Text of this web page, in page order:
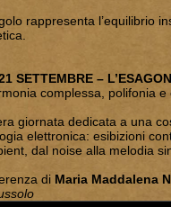
rappresenta l’equilibrio
SETTEMBRE –
complessa, polifonia e
giornata dedicata a una
elettronica: esibizioni
dal noise alla melodia
di Maria Maddalena